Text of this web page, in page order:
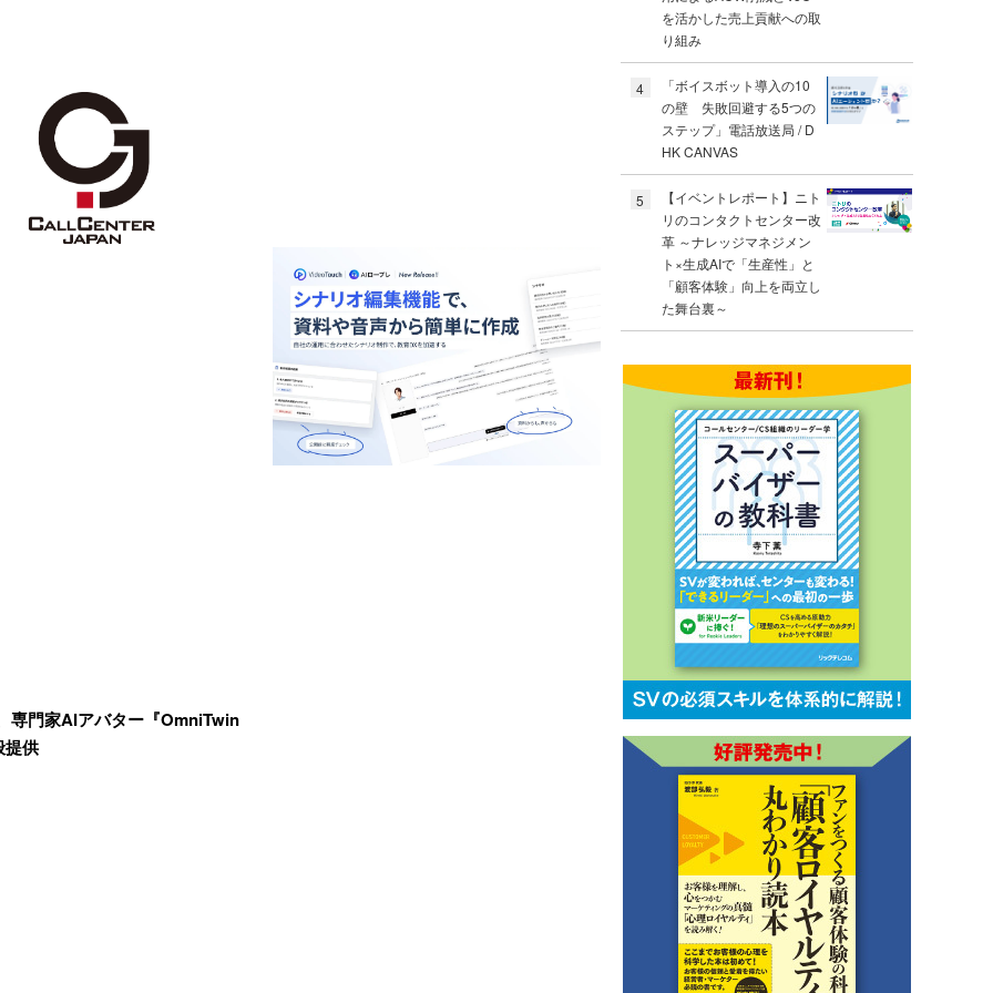
専門家AIアバター『OmniTwin
提供
を活かした売上貢献への取
り組み
4
「ボイスボット導入の10
の壁 失敗回避する5つの
ステップ」電話放送局 / D
HK CANVAS
5
【イベントレポート】ニト
リのコンタクトセンター改
革 ～ナレッジマネジメン
ト×生成AIで「生産性」と
「顧客体験」向上を両立し
た舞台裏～